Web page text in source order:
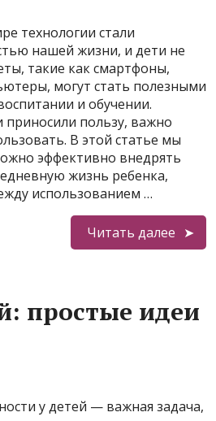
технологии стали
нашей жизни, и дети не
такие как смартфоны,
могут стать полезными
и обучении.
пользу, важно
В этой статье мы
эффективно внедрять
жизнь ребенка,
использованием …
Читать далее
простые идеи
у детей — важная задача,